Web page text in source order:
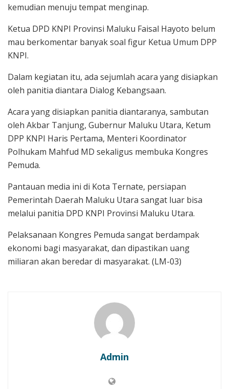
kemudian menuju tempat menginap.
Ketua DPD KNPI Provinsi Maluku Faisal Hayoto belum
mau berkomentar banyak soal figur Ketua Umum DPP
KNPI.
Dalam kegiatan itu, ada sejumlah acara yang disiapkan
oleh panitia diantara Dialog Kebangsaan.
Acara yang disiapkan panitia diantaranya, sambutan
oleh Akbar Tanjung, Gubernur Maluku Utara, Ketum
DPP KNPI Haris Pertama, Menteri Koordinator
Polhukam Mahfud MD sekaligus membuka Kongres
Pemuda.
Pantauan media ini di Kota Ternate, persiapan
Pemerintah Daerah Maluku Utara sangat luar bisa
melalui panitia DPD KNPI Provinsi Maluku Utara.
Pelaksanaan Kongres Pemuda sangat berdampak
ekonomi bagi masyarakat, dan dipastikan uang
miliaran akan beredar di masyarakat. (LM-03)
Admin